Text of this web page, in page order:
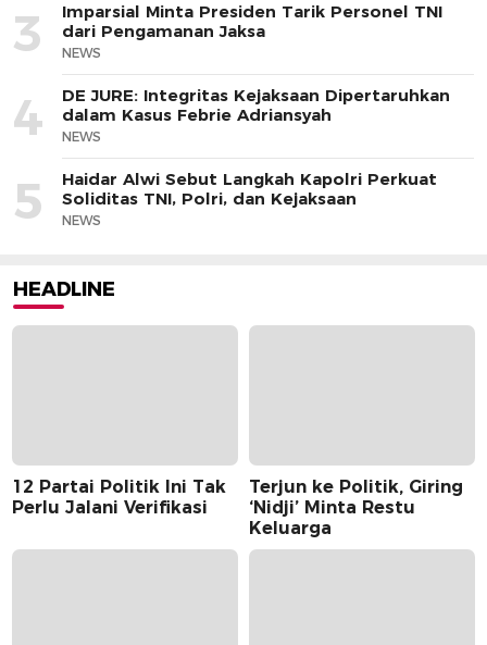
3
Imparsial Minta Presiden Tarik Personel TNI
dari Pengamanan Jaksa
NEWS
4
DE JURE: Integritas Kejaksaan Dipertaruhkan
dalam Kasus Febrie Adriansyah
NEWS
5
Haidar Alwi Sebut Langkah Kapolri Perkuat
Soliditas TNI, Polri, dan Kejaksaan
NEWS
HEADLINE
12 Partai Politik Ini Tak
Perlu Jalani Verifikasi
Terjun ke Politik, Giring
‘Nidji’ Minta Restu
Keluarga